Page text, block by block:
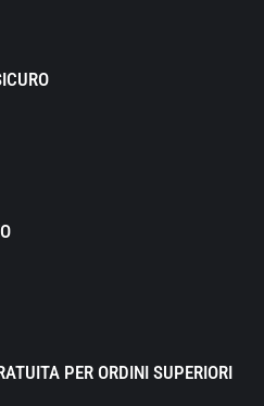
PER ORDINI SUPERIORI